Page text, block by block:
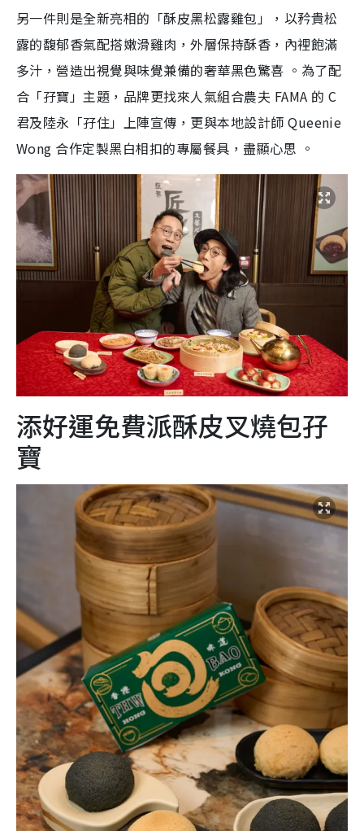
另一件則是全新亮相的「酥皮黑松露雞包」，以矜貴松
露的馥郁香氣配搭嫩滑雞肉，外層保持酥香，內裡飽滿
多汁，營造出視覺與味覺兼備的奢華黑色驚喜 。為了配
合「孖寶」主題，品牌更找來人氣組合農夫 FAMA 的 C
君及陸永「孖住」上陣宣傳，更與本地設計師 Queenie
Wong 合作定製黑白相扣的專屬餐具，盡顯心思 。
添好運免費派酥皮叉燒包孖
寶